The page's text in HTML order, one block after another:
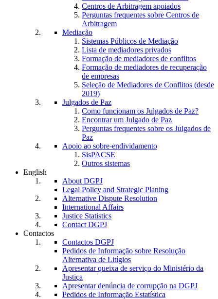
Centros de Arbitragem apoiados
Perguntas frequentes sobre Centros de
Arbitragem
Mediação
Sistemas Públicos de Mediação
Lista de mediadores privados
Formação de mediadores de conflitos
Formação de mediadores de recuperação
de empresas
Seleção de Mediadores de Conflitos (desde
2019)
Julgados de Paz
Como funcionam os Julgados de Paz?
Encontrar um Julgado de Paz
Perguntas frequentes sobre os Julgados de
Paz
Apoio ao sobre-endividamento
SisPACSE
Outros sistemas
English
About DGPJ
Legal Policy and Strategic Planing
Alternative Dispute Resolution
International Affairs
Justice Statistics
Contact DGPJ
Contactos
Contactos DGPJ
Pedidos de Informação sobre Resolução
Alternativa de Litígios
Apresentar queixa de serviço do Ministério da
Justiça
Apresentar denúncia de corrupção na DGPJ
Pedidos de Informação Estatística